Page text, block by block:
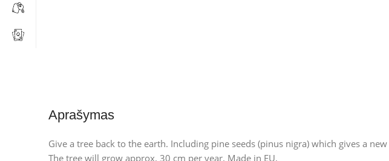
Aprašymas
Give a tree back to the earth. Including pine seeds (pinus nigra) which gives a
The tree will grow approx. 30 cm per year. Made in EU.